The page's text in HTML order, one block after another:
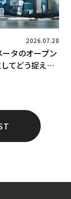
2026.07.28
タのオープン
てどう捉える